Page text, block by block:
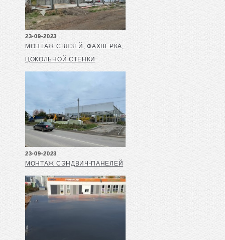
23-09-2023
МОНТАЖ СВЯЗЕЙ, ФАХВЕРКА,
ЦОКОЛЬНОЙ СТЕНКИ
23-09-2023
МОНТАЖ СЭНДВИЧ-ПАНЕЛЕЙ